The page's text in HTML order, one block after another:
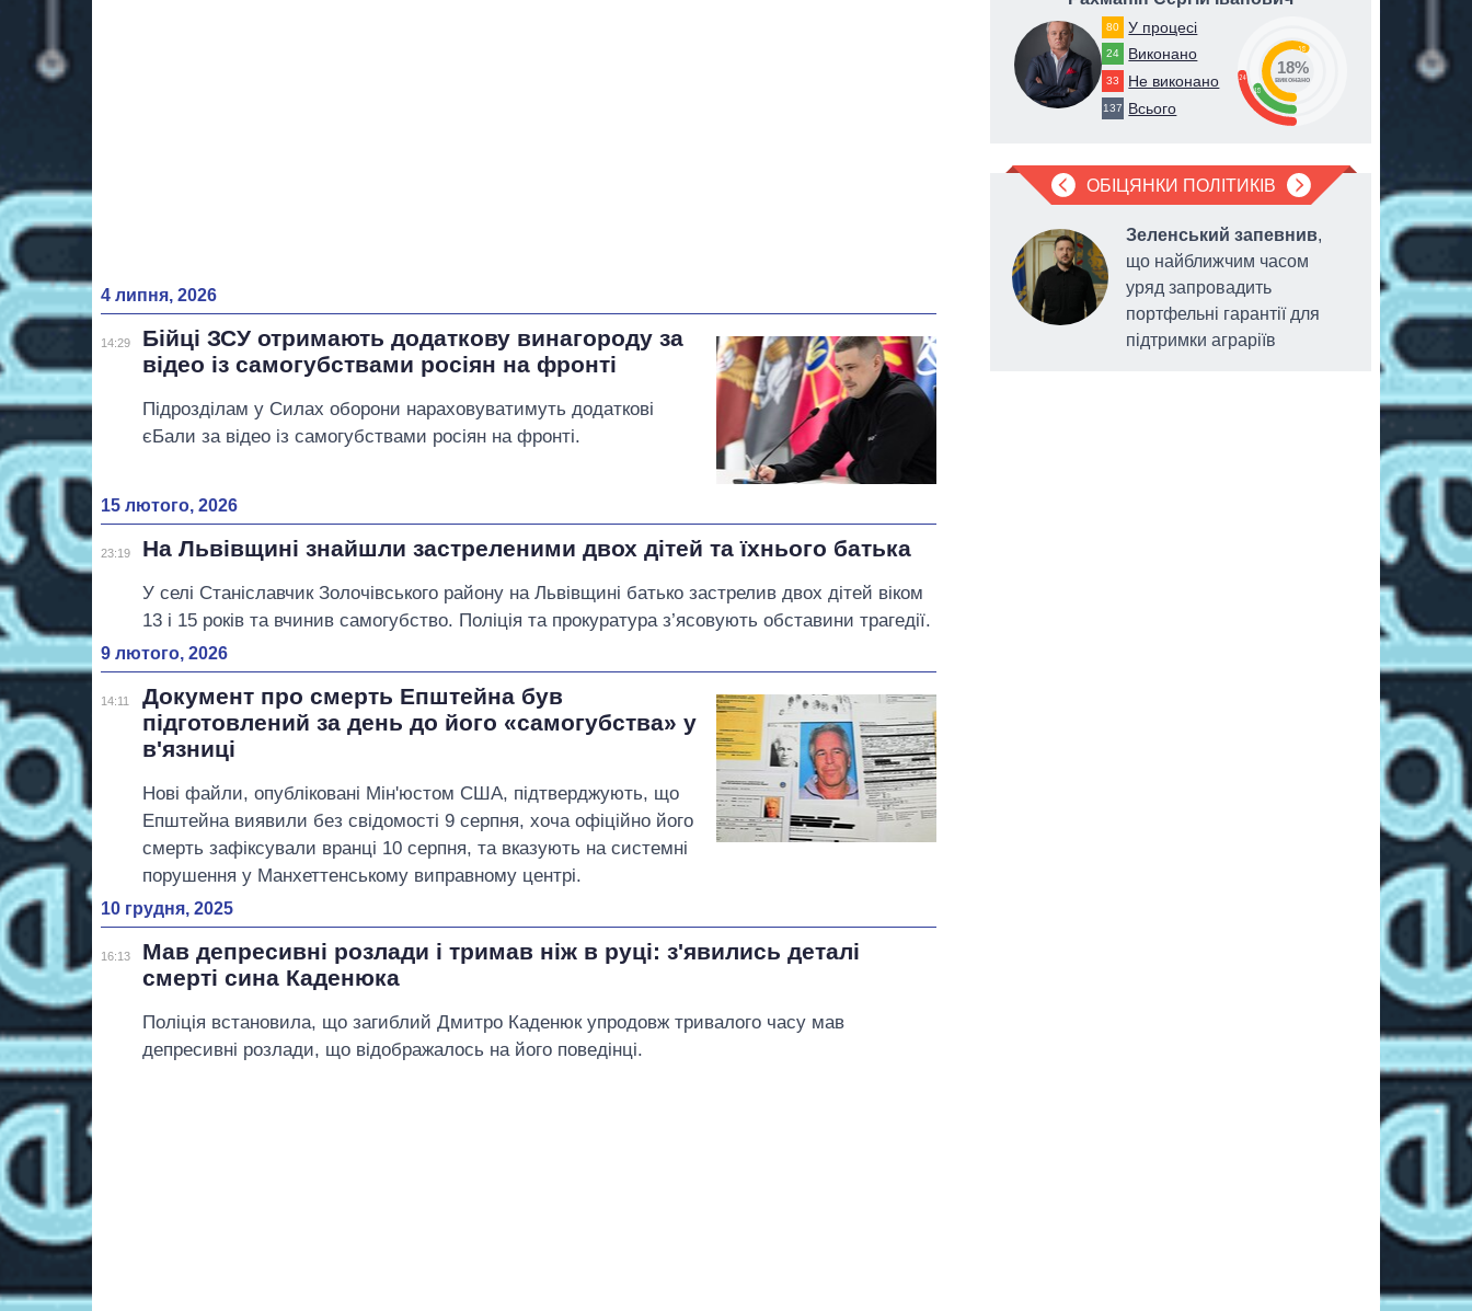
4 липня, 2026
14:29
Бійці ЗСУ отримають додаткову винагороду за
відео із самогубствами росіян на фронті
Підрозділам у Силах оборони нараховуватимуть додаткові
єБали за відео із самогубствами росіян на фронті.
15 лютого, 2026
23:19 На Львівщині знайшли застреленими двох дітей та їхнього батька
У селі Станіславчик Золочівського району на Львівщині батько застрелив двох дітей віком
13 і 15 років та вчинив самогубство. Поліція та прокуратура з’ясовують обставини трагедії.
9 лютого, 2026
14:11
Документ про смерть Епштейна був
підготовлений за день до його «самогубства» у
в'язниці
Нові файли, опубліковані Мін'юстом США, підтверджують, що
Епштейна виявили без свідомості 9 серпня, хоча офіційно його
смерть зафіксували вранці 10 серпня, та вказують на системні
порушення у Манхеттенському виправному центрі.
10 грудня, 2025
16:13
Мав депресивні розлади і тримав ніж в руці: з'явились деталі
смерті сина Каденюка
Поліція встановила, що загиблий Дмитро Каденюк упродовж тривалого часу мав
депресивні розлади, що відображалось на його поведінці.
80 У процесі
24 Виконано
33 Не виконано
137 Всього
24
18
58
18%
виконано
ОБІЦЯНКИ ПОЛІТИКІВ
Одеси та експорту зерна
на розгляд комітету
Зеленський запевнив,
що найближчим часом
уряд запровадить
портфельні гарантії для
підтримки аграріїв